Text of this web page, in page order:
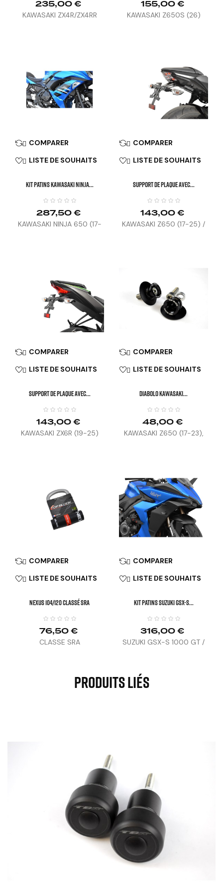
235,00 €
KAWASAKI ZX4R/ZX4RR
155,00 €
KAWASAKI Z650S (26)
 COMPARER
 LISTE DE SOUHAITS
KIT PATINS KAWASAKI NINJA...
287,50 €
KAWASAKI NINJA 650 (17-
 COMPARER
 LISTE DE SOUHAITS
SUPPORT DE PLAQUE AVEC...
143,00 €
KAWASAKI Z650 (17-25) /
 COMPARER
 LISTE DE SOUHAITS
SUPPORT DE PLAQUE AVEC...
143,00 €
KAWASAKI ZX6R (19-25)
 COMPARER
 LISTE DE SOUHAITS
DIABOLO KAWASAKI...
48,00 €
KAWASAKI Z650 (17-23),
23)
 COMPARER
 LISTE DE SOUHAITS
NEXUS 104/120 Classé SRA
76,50 €
CLASSE SRA
 COMPARER
 LISTE DE SOUHAITS
KIT PATINS SUZUKI GSX-S...
316,00 €
SUZUKI GSX-S 1000 GT /
Produits Liés